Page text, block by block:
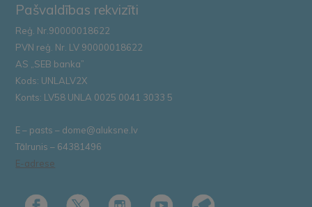
Pašvaldības rekvizīti
Reģ. Nr.90000018622
PVN reģ. Nr. LV 90000018622
AS „SEB banka”
Kods: UNLALV2X
Konts: LV58 UNLA 0025 0041 3033 5
E – pasts – dome@aluksne.lv
Tālrunis – 64381496
E-adrese